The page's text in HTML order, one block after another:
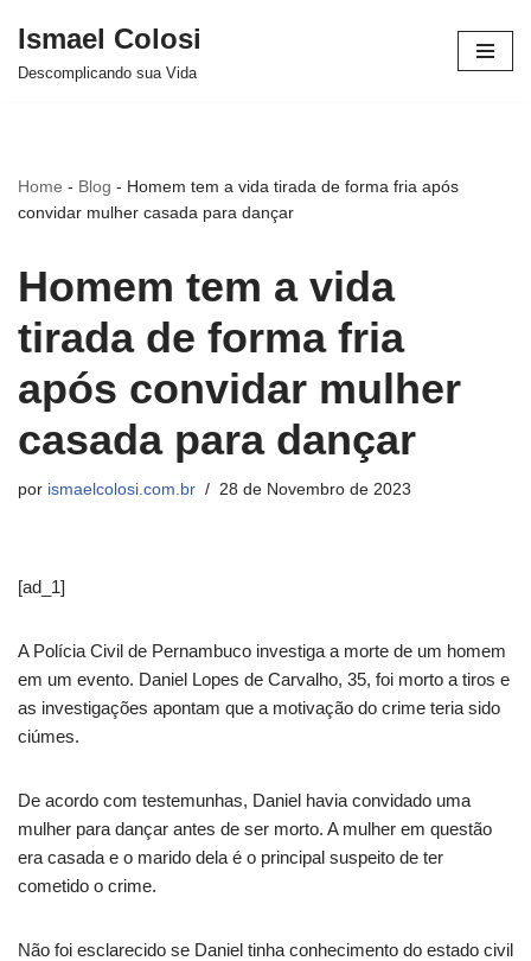
Avançar
Ismael Colosi
Descomplicando sua Vida
Home - Blog - Homem tem a vida tirada de forma fria após
convidar mulher casada para dançar
Homem tem a vida
tirada de forma fria
após convidar mulher
casada para dançar
por ismaelcolosi.com.br 28 de Novembro de 2023
[ad_1]
A Polícia Civil de Pernambuco investiga a morte de um homem
em um evento. Daniel Lopes de Carvalho, 35, foi morto a tiros e
as investigações apontam que a motivação do crime teria sido
ciúmes.
De acordo com testemunhas, Daniel havia convidado uma
mulher para dançar antes de ser morto. A mulher em questão
era casada e o marido dela é o principal suspeito de ter
cometido o crime.
Não foi esclarecido se Daniel tinha conhecimento do estado civil